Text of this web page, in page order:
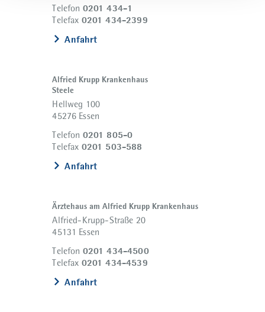
Telefon 0201 434-1
Telefax 0201 434-2399
Anfahrt
Alfried Krupp Krankenhaus
Steele
Hellweg 100
45276 Essen
Telefon 0201 805-0
Telefax 0201 503-588
Anfahrt
Ärztehaus am Alfried Krupp Krankenhaus
Alfried-Krupp-Straße 20
45131 Essen
Telefon 0201 434-4500
Telefax 0201 434-4539
Anfahrt